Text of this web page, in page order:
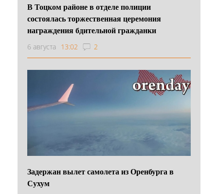
В Тоцком районе в отделе полиции
состоялась торжественная церемония
награждения бдительной гражданки
6 августа 13:02 2
Задержан вылет самолета из Оренбурга в
Сухум